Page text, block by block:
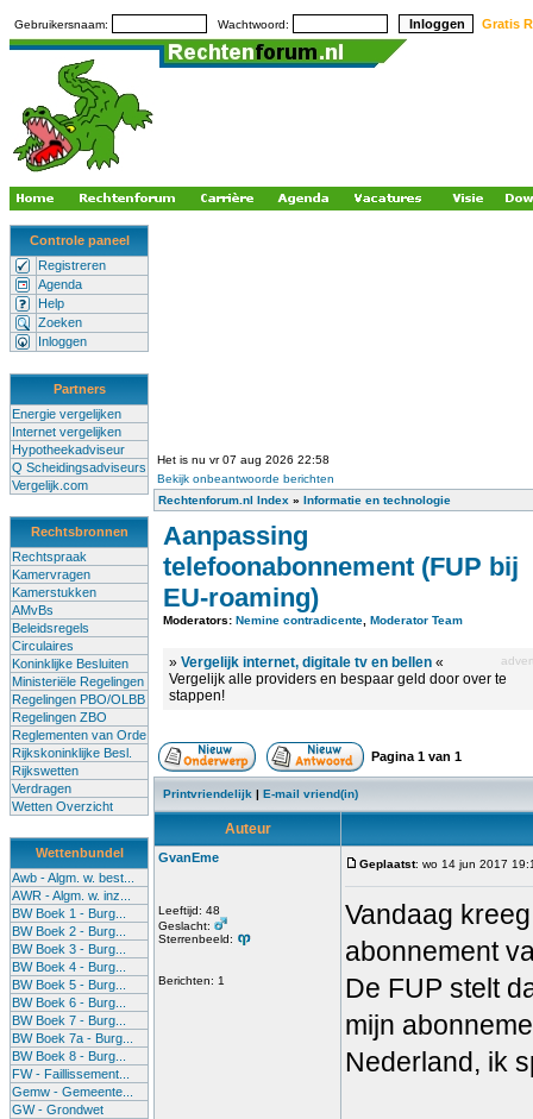
Gebruikersnaam: Wachtwoord: Gratis
Controle paneel
Registreren
Agenda
Help
Zoeken
Inloggen
Partners
Energie vergelijken
Internet vergelijken
Hypotheekadviseur
Q Scheidingsadviseurs
Vergelijk.com
Rechtsbronnen
Rechtspraak
Kamervragen
Kamerstukken
AMvBs
Beleidsregels
Circulaires
Koninklijke Besluiten
Ministeriële Regelingen
Regelingen PBO/OLBB
Regelingen ZBO
Reglementen van Orde
Rijkskoninklijke Besl.
Rijkswetten
Verdragen
Wetten Overzicht
Wettenbundel
Awb - Algm. w. best...
AWR - Algm. w. inz...
BW Boek 1 - Burg...
BW Boek 2 - Burg...
BW Boek 3 - Burg...
BW Boek 4 - Burg...
BW Boek 5 - Burg...
BW Boek 6 - Burg...
BW Boek 7 - Burg...
BW Boek 7a - Burg...
BW Boek 8 - Burg...
FW - Faillissement...
Gemw - Gemeente...
GW - Grondwet
Het is nu vr 07 aug 2026 22:58
Bekijk onbeantwoorde berichten
Rechtenforum.nl Index » Informatie en technologie
Aanpassing
telefoonabonnement (FUP bij
EU-roaming)
Moderators: Nemine contradicente Moderator Team
» Vergelijk internet, digitale tv en bellen «
Vergelijk alle providers en bespaar geld door over te
stappen!
Pagina 1 van 1
Printvriendelijk | E-mail vriend(in)
Auteur
GvanEme
Leeftijd: 48
Geslacht:
Sterrenbeeld:
Berichten: 1
Geplaatst: wo 14 jun 2017
Vandaag
abonnement
De FUP stelt
mijn
Nederland, ik